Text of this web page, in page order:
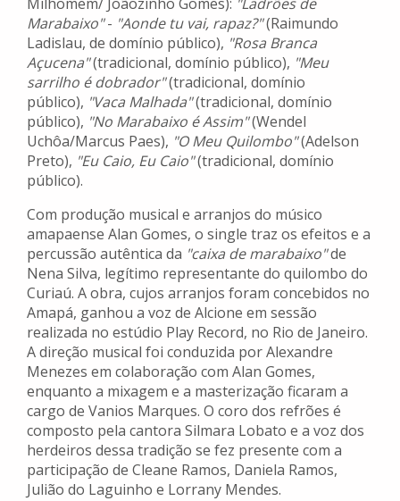
Marabaixo"- "Aonde tu vai, rapaz?"(Raimundo
Ladislau, de domínio público), "Rosa Branca
Açucena"(tradicional, domínio público), "Meu
sarrilho é dobrador"(tradicional, domínio
público), "Vaca Malhada"(tradicional, domínio
público), "No Marabaixo é Assim"(Wendel
Uchôa/Marcus Paes), "O Meu Quilombo"(Adelson
Preto), "Eu Caio, Eu Caio"(tradicional, domínio
público).
Com produção musical e arranjos do músico
amapaense Alan Gomes, o single traz os efeitos e a
percussão autêntica da "caixa de marabaixo"de
Nena Silva, legítimo representante do quilombo do
Curiaú. A obra, cujos arranjos foram concebidos no
Amapá, ganhou a voz de Alcione em sessão
realizada no estúdio Play Record, no Rio de Janeiro.
A direção musical foi conduzida por Alexandre
Menezes em colaboração com Alan Gomes,
enquanto a mixagem e a masterização ficaram a
cargo de Vanios Marques. O coro dos refrões é
composto pela cantora Silmara Lobato e a voz dos
herdeiros dessa tradição se fez presente com a
participação de Cleane Ramos, Daniela Ramos,
Julião do Laguinho e Lorrany Mendes.